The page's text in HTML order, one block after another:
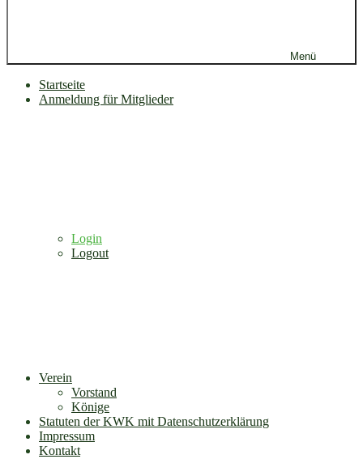
Menü
Startseite
Anmeldung für Mitglieder
Login
Logout
Verein
Vorstand
Könige
Statuten der KWK mit Datenschutzerklärung
Impressum
Kontakt